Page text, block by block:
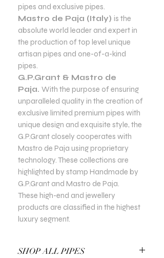
pipes and exclusive pipes.
Mastro de Paja (Italy) is the
absolute world leader and expert in
the production of top level unique
artisan pipes and one-of-a-kind
pipes.
G.P.Grant & Mastro de
Paja. With the purpose of ensuring
unparalleled quality in the creation of
exclusive limited premium pipes with
unique design and exquisite style, the
G.P.Grant closely cooperates with
Mastro de Paja using proprietary
technology. These collections are
highlighted by stamp Handmade by
G.P.Grant and Mastro de Paja.
These high-end and jewellery
products are classified in the highest
luxury segment.
SHOP ALL PIPES